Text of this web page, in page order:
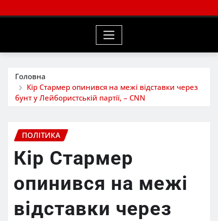
Головна
Кір Стармер опинився на межі відставки через
бунт у Лейбористській партії, – CNN
ПОЛІТИКА
Кір Стармер
опинився на межі
відставки через